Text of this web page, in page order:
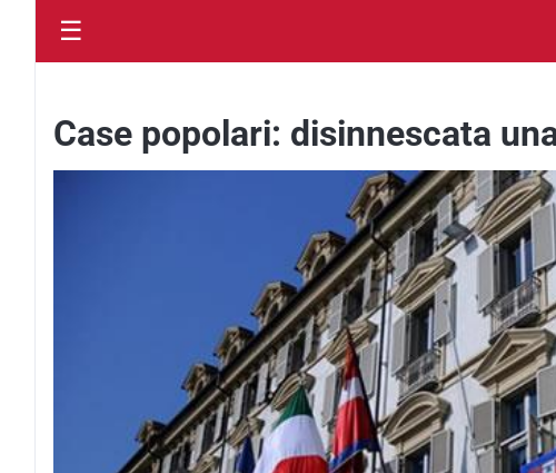
☰
Case popolari: disinnescata